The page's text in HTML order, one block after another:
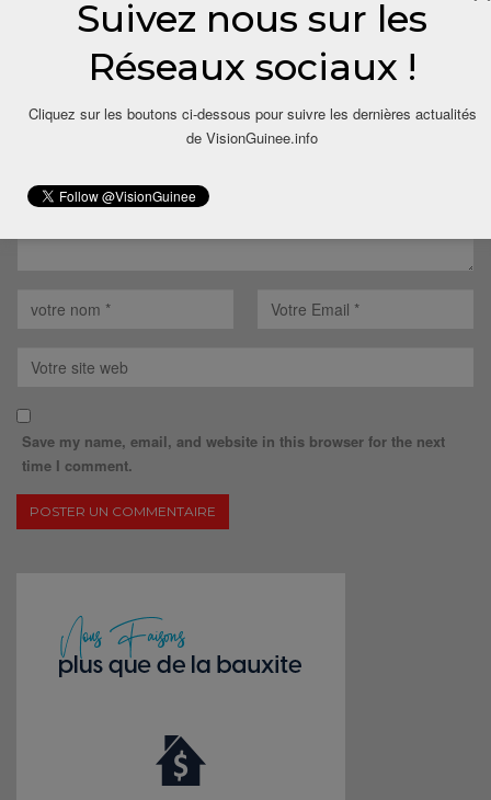
LAISSER UN COMMENTAIRE
Votre adresse email ne sera pas publiée.
Save my name, email, and website in this browser for the next
time I comment.
Suivez nous sur les
Réseaux sociaux !
Cliquez sur les boutons ci-dessous pour suivre les dernières actualités
de VisionGuinee.info